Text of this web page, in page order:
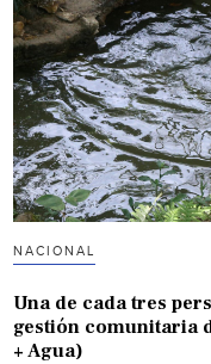
NACIONAL
Una de cada tres
gestión comunitaria
+ Agua)